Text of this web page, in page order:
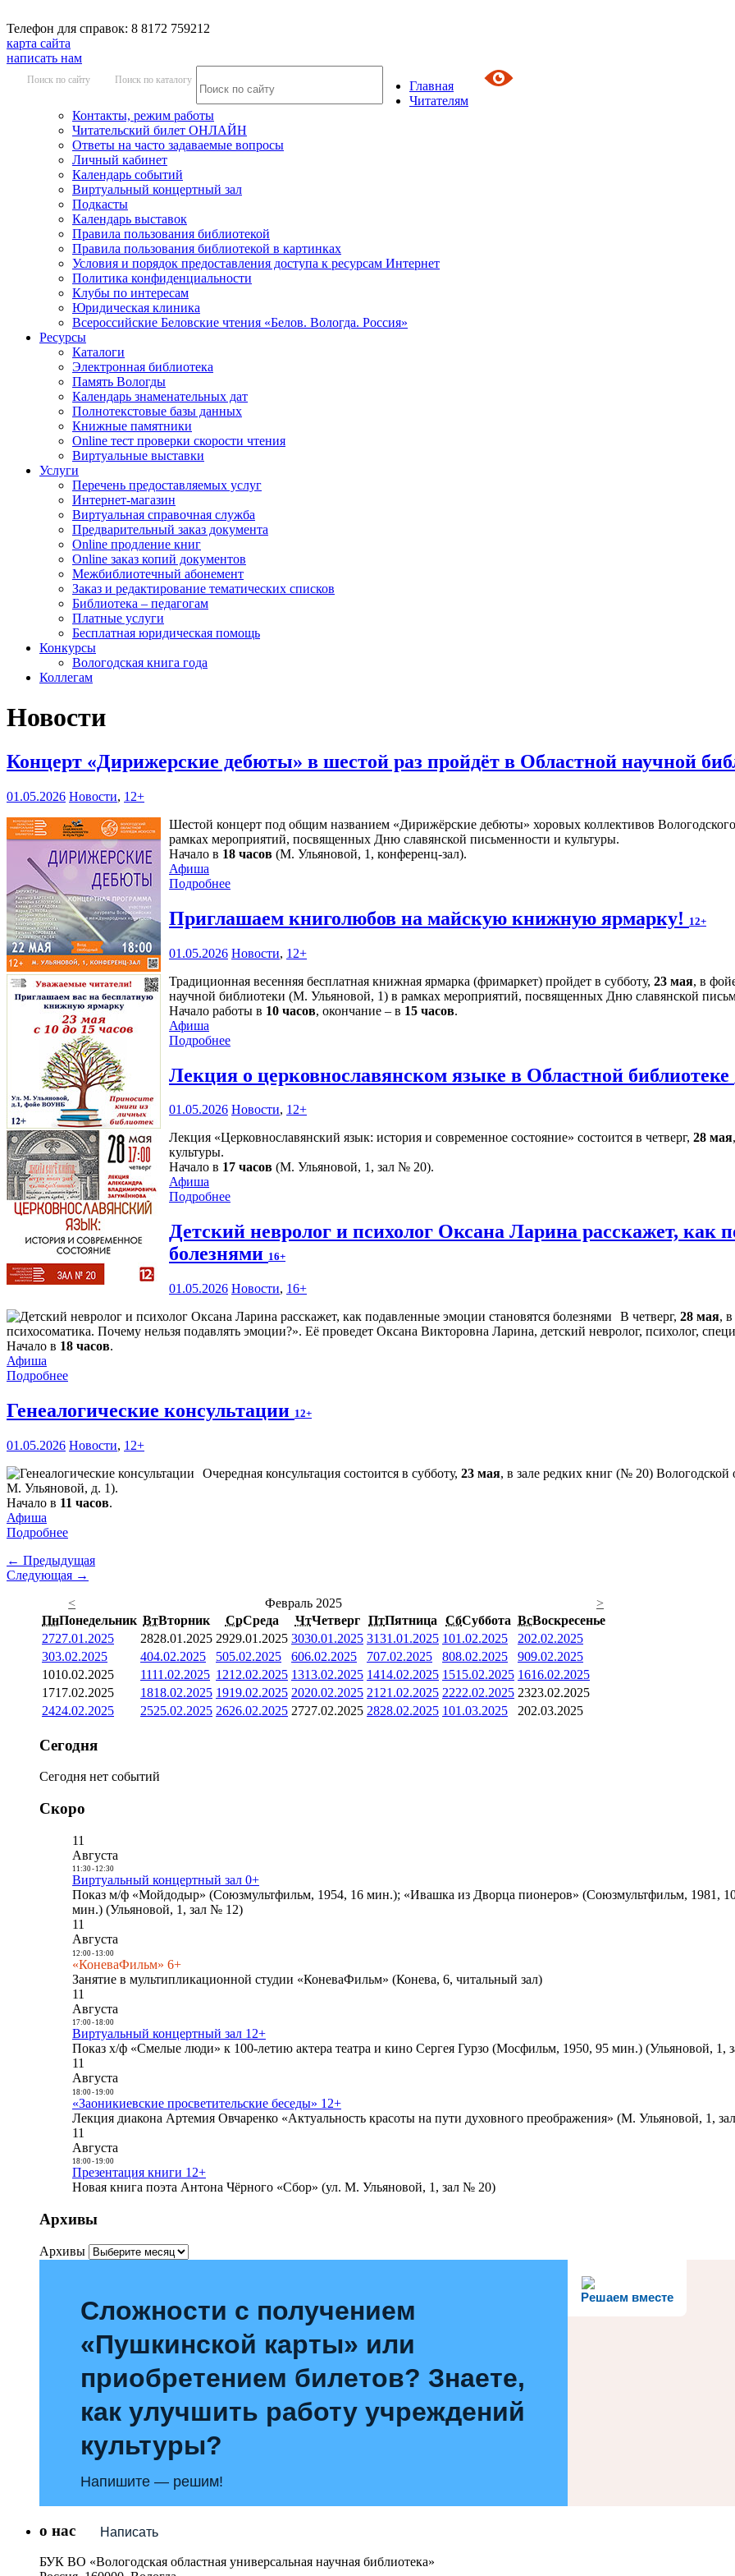
Телефон для справок: 8 8172 759212
карта сайта
написать нам
Поиск по сайту Поиск по каталогу
Главная
Читателям
Контакты, режим работы
Читательский билет ОНЛАЙН
Ответы на часто задаваемые вопросы
Личный кабинет
Календарь событий
Виртуальный концертный зал
Подкасты
Календарь выставок
Правила пользования библиотекой
Правила пользования библиотекой в картинках
Условия и порядок предоставления доступа к ресурсам Интернет
Политика конфиденциальности
Клубы по интересам
Юридическая клиника
Всероссийские Беловские чтения «Белов. Вологда. Россия»
Ресурсы
Каталоги
Электронная библиотека
Память Вологды
Календарь знаменательных дат
Полнотекстовые базы данных
Книжные памятники
Online тест проверки скорости чтения
Виртуальные выставки
Услуги
Перечень предоставляемых услуг
Интернет-магазин
Виртуальная справочная служба
Предварительный заказ документа
Online продление книг
Online заказ копий документов
Межбиблиотечный абонемент
Заказ и редактирование тематических списков
Библиотека – педагогам
Платные услуги
Бесплатная юридическая помощь
Конкурсы
Вологодская книга года
Коллегам
Новости
Концерт «Дирижерские дебюты» в шестой раз пройдёт в Областной научной
01.05.2026 Новости, 12+
Шестой концерт под общим названием «Дирижёрские дебюты» хоровых коллективов Вологодского
рамках мероприятий, посвященных Дню славянской письменности и культуры.
Начало в 18 часов (М. Ульяновой, 1, конференц-зал).
Афиша
Подробнее
Приглашаем книголюбов на майскую книжную ярмарку! 12+
01.05.2026 Новости, 12+
Традиционная весенняя бесплатная книжная ярмарка (фримаркет) пройдет в субботу, 23 мая, в
научной библиотеки (М. Ульяновой, 1) в рамках мероприятий, посвященных Дню славянской
Начало работы в 10 часов, окончание – в 15 часов.
Афиша
Подробнее
Лекция о церковнославянском языке в Областной библиотеке
01.05.2026 Новости, 12+
Лекция «Церковнославянский язык: история и современное состояние» состоится в четверг, 28 мая
культуры.
Начало в 17 часов (М. Ульяновой, 1, зал № 20).
Афиша
Подробнее
Детский невролог и психолог Оксана Ларина расскажет, как
болезнями 16+
01.05.2026 Новости, 16+
В четверг, 28 мая,
психосоматика. Почему нельзя подавлять эмоции?». Её проведет Оксана Викторовна Ларина, детский невролог, психолог,
Начало в 18 часов.
Афиша
Подробнее
Генеалогические консультации 12+
01.05.2026 Новости, 12+
Очередная консультация состоится в субботу, 23 мая, в зале редких книг (№ 20) Вологодской
М. Ульяновой, д. 1).
Начало в 11 часов.
Афиша
Подробнее
← Предыдущая
Следующая →
<
Февраль 2025
>
ПнПонедельник ВтВторник СрСреда ЧтЧетверг ПтПятница СбСуббота ВсВоскресенье
2727.01.2025 2828.01.2025 2929.01.2025 3030.01.2025 3131.01.2025 101.02.2025 202.02.2025
303.02.2025 404.02.2025 505.02.2025 606.02.2025 707.02.2025 808.02.2025 909.02.2025
1010.02.2025 1111.02.2025 1212.02.2025 1313.02.2025 1414.02.2025 1515.02.2025 1616.02.2025
1717.02.2025 1818.02.2025 1919.02.2025 2020.02.2025 21 21.02.2025 2222.02.2025 2323.02.2025
2424.02.2025 2525.02.2025 2626.02.2025 2727.02.2025 2828.02.2025 101.03.2025 202.03.2025
Сегодня
Сегодня нет событий
Скоро
11
Августа
11:30- 12:30
Виртуальный концертный зал 0+
Показ м/ф «Мойдодыр» (Союзмультфильм, 1954, 16 мин.); «Ивашка из Дворца пионеров» (Союзмультфильм, 1981,
мин.) (Ульяновой, 1, зал № 12)
11
Августа
12:00- 13:00
«КоневаФильм» 6+
Занятие в мультипликационной студии «КоневаФильм» (Конева, 6, читальный зал)
11
Августа
17:00- 18:00
Виртуальный концертный зал 12+
Показ х/ф «Смелые люди» к 100-летию актера театра и кино Сергея Гурзо (Мосфильм, 1950, 95 мин.) (Ульяновой, 1,
11
Августа
18:00- 19:00
«Заоникиевские просветительские беседы» 12+
Лекция диакона Артемия Овчаренко «Актуальность красоты на пути духовного преображения» (М. Ульяновой, 1,
11
Августа
18:00- 19:00
Презентация книги 12+
Новая книга поэта Антона Чёрного «Сбор» (ул. М. Ульяновой, 1, зал № 20)
Архивы
Архивы
Решаем вместе
Сложности с получением
«Пушкинской карты» или
приобретением билетов? Знаете,
как улучшить работу учреждений
культуры?
Напишите — решим!
Написать
о нас
БУК ВО «Вологодская областная универсальная научная библиотека»